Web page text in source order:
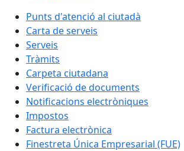
Punts d'atenció al ciutadà
Carta de serveis
Serveis
Tràmits
Carpeta ciutadana
Verificació de documents
Notificacions electròniques
Impostos
Factura electrònica
Finestreta Única Empresarial (FUE)